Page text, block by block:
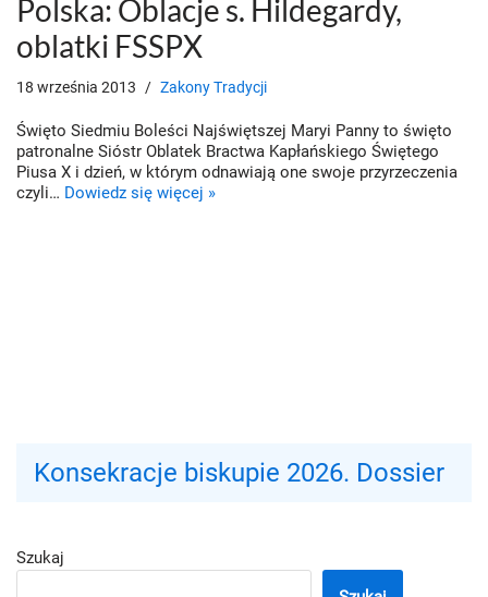
Polska: Oblacje s. Hildegardy,
oblatki FSSPX
18 września 2013 Zakony Tradycji
Święto Siedmiu Boleści Najświętszej Maryi Panny to święto
patronalne Sióstr Oblatek Bractwa Kapłańskiego Świętego
Piusa X i dzień, w którym odnawiają one swoje przyrzeczenia
czyli… Dowiedz się więcej »
Konsekracje biskupie 2026. Dossier
Szukaj